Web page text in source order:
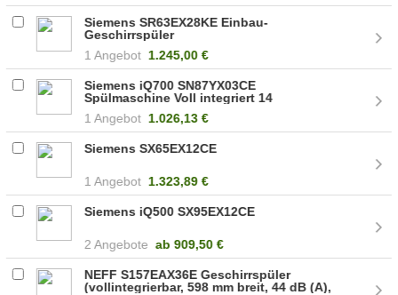
Siemens SR63EX28KE Einbau-
Geschirrspüler
1 Angebot 1.245,00 €
Siemens iQ700 SN87YX03CE
Spülmaschine Voll integriert 14
1 Angebot 1.026,13 €
Siemens SX65EX12CE
1 Angebot 1.323,89 €
Siemens iQ500 SX95EX12CE
2 Angebote ab 909,50 €
NEFF S157EAX36E Geschirrspüler
(vollintegrierbar, 598 mm breit, 44 dB (A),